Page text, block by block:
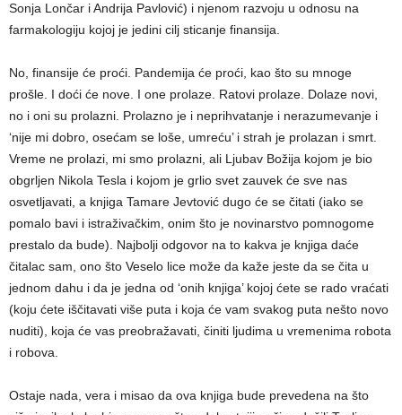
Sonja Lončar i Andrija Pavlović) i njenom razvoju u odnosu na
farmakologiju kojoj je jedini cilj sticanje finansija.
No, finansije će proći. Pandemija će proći, kao što su mnoge
prošle. I doći će nove. I one prolaze. Ratovi prolaze. Dolaze novi,
no i oni su prolazni. Prolazno je i neprihvatanje i nerazumevanje i
‘nije mi dobro, osećam se loše, umreću’ i strah je prolazan i smrt.
Vreme ne prolazi, mi smo prolazni, ali Ljubav Božija kojom je bio
obgrljen Nikola Tesla i kojom je grlio svet zauvek će sve nas
osvetljavati, a knjiga Tamare Jevtović dugo će se čitati (iako se
pomalo bavi i istraživačkim, onim što je novinarstvo pomnogome
prestalo da bude). Najbolji odgovor na to kakva je knjiga daće
čitalac sam, ono što Veselo lice može da kaže jeste da se čita u
jednom dahu i da je jedna od ‘onih knjiga’ kojoj ćete se rado vraćati
(koju ćete iščitavati više puta i koja će vam svakog puta nešto novo
nuditi), koja će vas preobražavati, činiti ljudima u vremenima robota
i robova.
Ostaje nada, vera i misao da ova knjiga bude prevedena na što